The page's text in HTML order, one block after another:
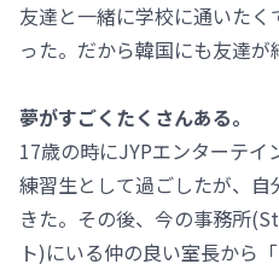
友達と一緒に学校に通いた
った。だから韓国にも友達が
夢がすごくたくさんある。
17歳の時にJYPエンターテ
練習生として過ごしたが、
きた。その後、今の事務所
ト)にいる仲の良い室長から